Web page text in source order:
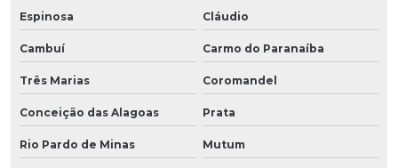
Espinosa Cláudio
Cambuí Carmo do Paranaíba
Três Marias Coromandel
Conceição das Alagoas Prata
Rio Pardo de Minas Mutum